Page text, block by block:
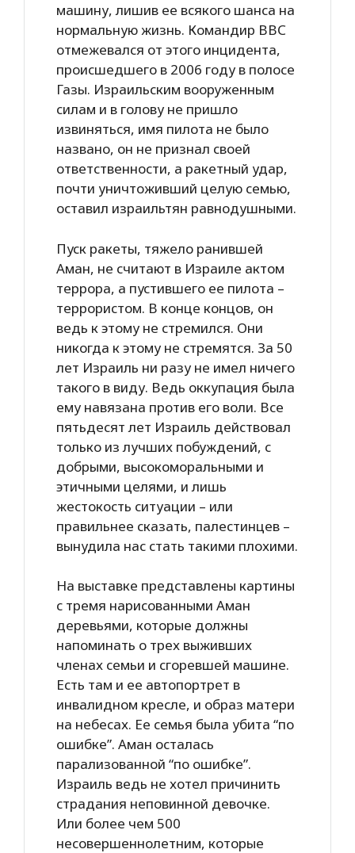
машину, лишив ее всякого шанса на
нормальную жизнь. Командир ВВС
отмежевался от этого инцидента,
происшедшего в 2006 году в полосе
Газы. Израильским вооруженным
силам и в голову не пришло
извиняться, имя пилота не было
названо, он не признал своей
ответственности, а ракетный удар,
почти уничтоживший целую семью,
оставил израильтян равнодушными.
Пуск ракеты, тяжело ранившей
Аман, не считают в Израиле актом
террора, а пустившего ее пилота –
террористом. В конце концов, он
ведь к этому не стремился. Они
никогда к этому не стремятся. За 50
лет Израиль ни разу не имел ничего
такого в виду. Ведь оккупация была
ему навязана против его воли. Все
пятьдесят лет Израиль действовал
только из лучших побуждений, с
добрыми, высокоморальными и
этичными целями, и лишь
жестокость ситуации – или
правильнее сказать, палестинцев –
вынудила нас стать такими плохими.
На выставке представлены картины
с тремя нарисованными Аман
деревьями, которые должны
напоминать о трех выживших
членах семьи и сгоревшей машине.
Есть там и ее автопортрет в
инвалидном кресле, и образ матери
на небесах. Ее семья была убита “по
ошибке”. Аман осталась
парализованной “по ошибке”.
Израиль ведь не хотел причинить
страдания неповинной девочке.
Или более чем 500
несовершеннолетним, которые